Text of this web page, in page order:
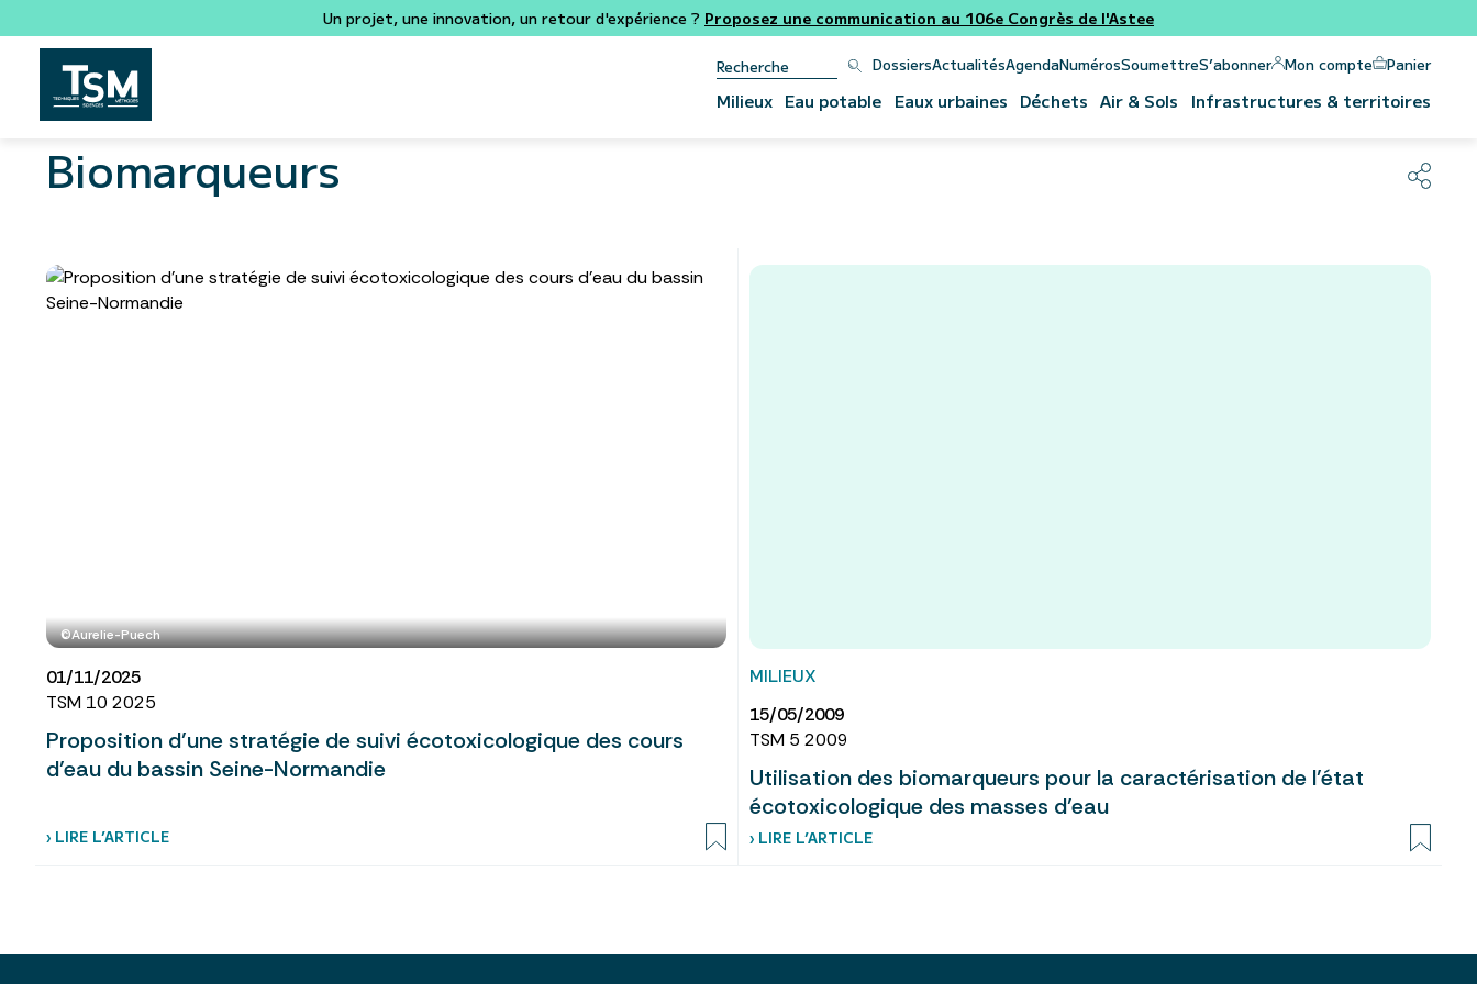
Un projet, une innovation, un retour d'expérience ? Proposez une communication au 106e Congrès de l'Astee
DossiersActualitésAgendaNumérosSoumettreS’abonner Mon compte Panier
Milieux Eau potable Eaux urbaines Déchets Air & Sols Infrastructures & territoires
Biomarqueurs
©Aurelie-Puech
01/11/2025
TSM 10 2025
Proposition d’une stratégie de suivi écotoxicologique des cours
d’eau du bassin Seine-Normandie
› LIRE L’ARTICLE
MILIEUX
15/05/2009
TSM 5 2009
Utilisation des biomarqueurs pour la caractérisation de l’état
écotoxicologique des masses d’eau
› LIRE L’ARTICLE